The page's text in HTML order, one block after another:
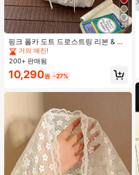
27
핑크 폴카 도트 드로스트링 리본 & 러
플 구름 장식 숄더백, 여성용 대용량
크로스바디 백
#1 TOP 3위 에서 흰색 여성 숄더백
거의 매진!
#1 TOP 3위
에서 흰색 여성 숄더백
거의 매진!
#1 TOP 3위
에서 흰색 여성 숄더백
거의 매진!
#1 TOP 3위
거의 매진!
200+ 판매됨
10,290원 -27%